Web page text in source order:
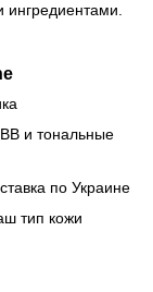
и тональные
по Украине
тип кожи